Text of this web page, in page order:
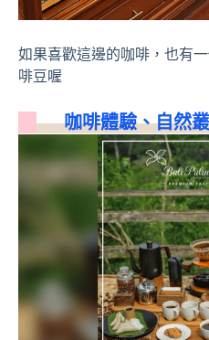
如果喜歡這邊的咖啡，也有
啡豆喔
咖啡體驗、自然